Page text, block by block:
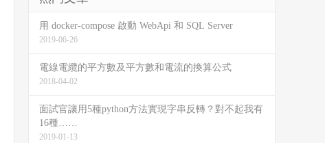
用 docker-compose 啟動 WebApi 和 SQL Server
2019-06-26
電線電纜的平方數及平方數和電流的換算公式
2018-04-02
面試官讓用5種python方法實現字串反轉？對不起我有
16種……
2019-01-13